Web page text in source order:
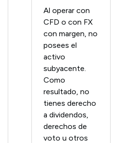
Al operar con
CFD o con FX
con margen, no
posees el
activo
subyacente.
Como
resultado, no
tienes derecho
a dividendos,
derechos de
voto u otros